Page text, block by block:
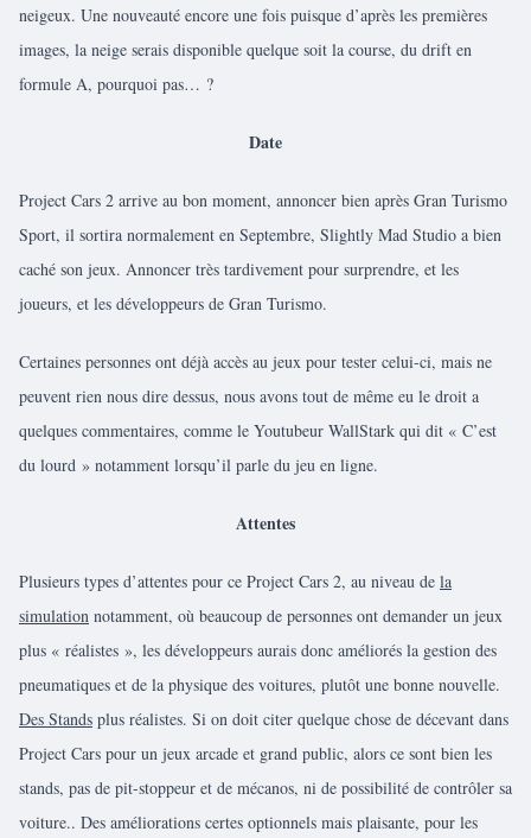
neigeux. Une nouveauté encore une fois puisque d’après les premières
images, la neige serais disponible quelque soit la course, du drift en
formule A, pourquoi pas… ?
Date
Project Cars 2 arrive au bon moment, annoncer bien après Gran Turismo
Sport, il sortira normalement en Septembre, Slightly Mad Studio a bien
caché son jeux. Annoncer très tardivement pour surprendre, et les
joueurs, et les développeurs de Gran Turismo.
Certaines personnes ont déjà accès au jeux pour tester celui-ci, mais ne
peuvent rien nous dire dessus, nous avons tout de même eu le droit a
quelques commentaires, comme le Youtubeur WallStark qui dit « C’est
du lourd » notamment lorsqu’il parle du jeu en ligne.
Attentes
Plusieurs types d’attentes pour ce Project Cars 2, au niveau de la
simulation notamment, où beaucoup de personnes ont demander un jeux
plus « réalistes », les développeurs aurais donc améliorés la gestion des
pneumatiques et de la physique des voitures, plutôt une bonne nouvelle.
Des Stands plus réalistes. Si on doit citer quelque chose de décevant dans
Project Cars pour un jeux arcade et grand public, alors ce sont bien les
stands, pas de pit-stoppeur et de mécanos, ni de possibilité de contrôler sa
voiture.. Des améliorations certes optionnels mais plaisante, pour les